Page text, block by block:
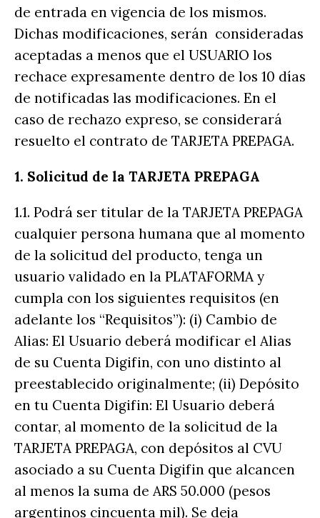
de entrada en vigencia de los mismos.
Dichas modificaciones, serán consideradas
aceptadas a menos que el USUARIO los
rechace expresamente dentro de los 10 días
de notificadas las modificaciones. En el
caso de rechazo expreso, se considerará
resuelto el contrato de TARJETA PREPAGA.
1. Solicitud de la TARJETA PREPAGA
1.1. Podrá ser titular de la TARJETA PREPAGA
cualquier persona humana que al momento
de la solicitud del producto, tenga un
usuario validado en la PLATAFORMA y
cumpla con los siguientes requisitos (en
adelante los “Requisitos”): (i) Cambio de
Alias: El Usuario deberá modificar el Alias
de su Cuenta Digifin, con uno distinto al
preestablecido originalmente; (ii) Depósito
en tu Cuenta Digifin: El Usuario deberá
contar, al momento de la solicitud de la
TARJETA PREPAGA, con depósitos al CVU
asociado a su Cuenta Digifin que alcancen
al menos la suma de ARS 50.000 (pesos
argentinos cincuenta mil). Se deja